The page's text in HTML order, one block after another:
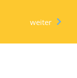
weiter